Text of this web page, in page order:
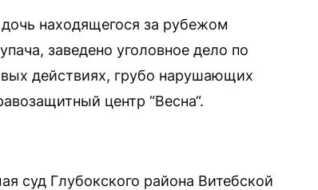
находящегося за рубежом
заведено уголовное дело по
действиях, грубо нарушающих
центр “Весна“.
суд Глубокского района Витебской